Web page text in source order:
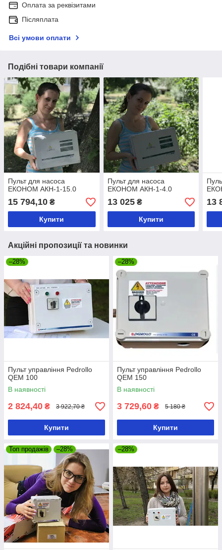
Оплата за реквізитами
Післяплата
Всі умови оплати
Подібні товари компанії
Пульт для насоса
ЕКОНОМ АКН-1-15.0
15 794,10 ₴
Купити
Пульт для насоса
ЕКОНОМ АКН-1-4.0
13 025₴
Купити
13
Акційні пропозиції та новинки
–28%
Пульт управління Pedrollo
QEM 100
В наявності
2 824,40 ₴ 3 922,70 ₴
Купити
–28%
Пульт управління Pedrollo
QEM 150
В наявності
3 729,60 ₴ 5 180 ₴
Купити
Топ продажів –28% –28%